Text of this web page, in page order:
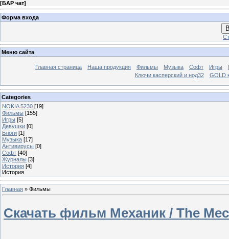
[БАР чат]
Форма входа
Меню сайта
Главная страница Наша продукция Фильмы Музыка Софт Игры
Ключи касперский и нод32
GOLD
Categories
NOKIA 5230 [19]
Фильмы [155]
Игры [5]
Девушки [0]
Блоги [1]
Музыка [17]
Антивирусы [0]
Софт [40]
Журналы [3]
История [4]
История
Главная » Фильмы
Скачать фильм Механик / The